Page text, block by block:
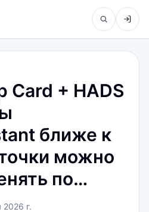
Card + HADS
ближе к
можно
по…
г.